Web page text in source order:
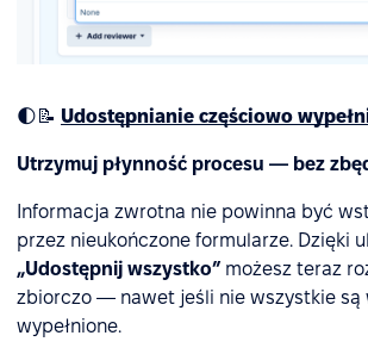
🌓📝 Udostępnianie częściowo
Utrzymuj płynność procesu — bez
Informacja zwrotna nie powinna być
przez nieukończone formularze. Dzięki
„Udostępnij wszystko” możesz teraz
zbiorczo — nawet jeśli nie wszystkie są
wypełnione.